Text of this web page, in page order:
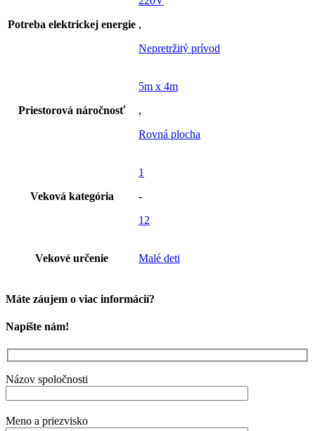
Potreba elektrickej energie ,
Nepretržitý prívod
Priestorová náročnosť
5m x 4m
,
Rovná plocha
Veková kategória
1
-
12
Vekové určenie Malé deti
Máte záujem o viac informácií?
Napíšte nám!
Názov spoločnosti
Meno a priezvisko